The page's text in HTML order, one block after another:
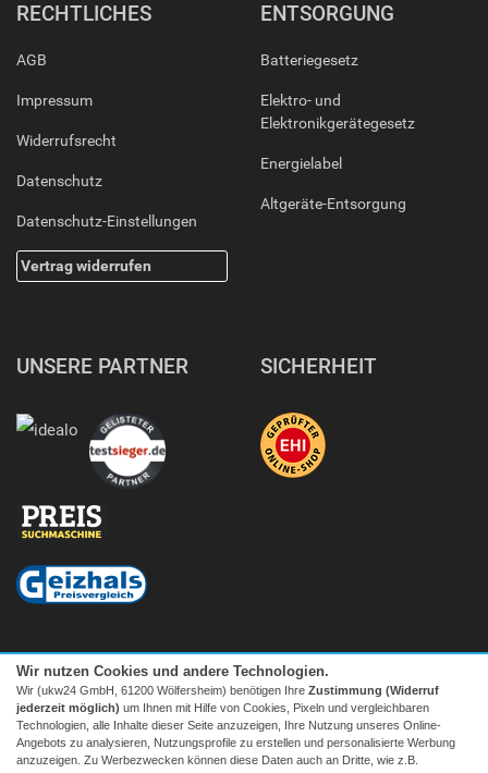
RECHTLICHES
AGB
Impressum
Widerrufsrecht
Datenschutz
Datenschutz-Einstellungen
Vertrag widerrufen
ENTSORGUNG
Batteriegesetz
Elektro- und
Elektronikgerätegesetz
Energielabel
Altgeräte-Entsorgung
UNSERE PARTNER SICHERHEIT
Wir nutzen Cookies und andere Technologien.
Wir (ukw24 GmbH, 61200 Wölfersheim) benötigen Ihre Zustimmung (Widerruf
jederzeit möglich) um Ihnen mit Hilfe von Cookies, Pixeln und vergleichbaren
Technologien, alle Inhalte dieser Seite anzuzeigen, Ihre Nutzung unseres Online-
Angebots zu analysieren, Nutzungsprofile zu erstellen und personalisierte Werbung
anzuzeigen. Zu Werbezwecken können diese Daten auch an Dritte, wie z.B.